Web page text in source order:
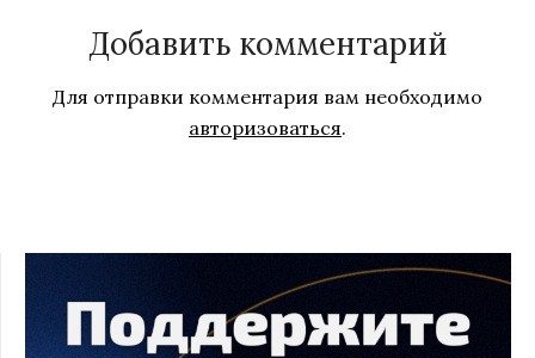
Добавить комментарий
Для отправки комментария вам необходимо
авторизоваться.